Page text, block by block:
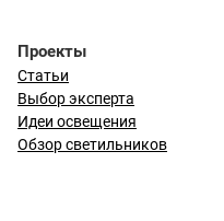
Проекты
Статьи
Выбор эксперта
Идеи освещения
Обзор светильников